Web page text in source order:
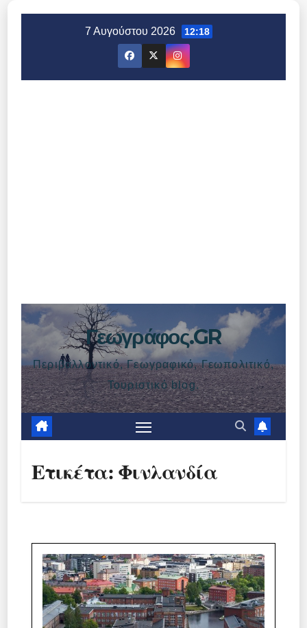
7 Αυγούστου 2026 12:18
Γεωγράφος.GR
Περιβαλλοντικό, Γεωγραφικό, Γεωπολιτικό,
Τουριστικό blog.
Ετικέτα:Φινλανδία